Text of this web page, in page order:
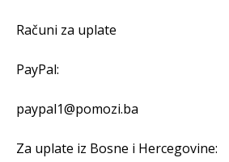
Računi za uplate
PayPal:
paypal1@pomozi.ba
Za uplate iz Bosne i Hercegovine: